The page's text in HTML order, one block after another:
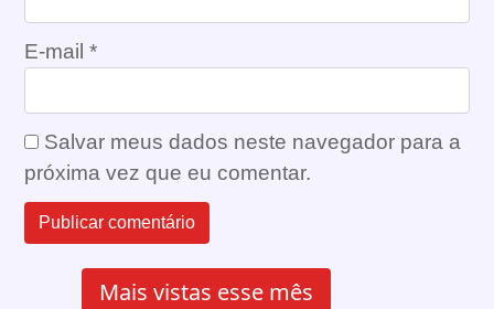
E-mail *
Salvar meus dados neste navegador para a
próxima vez que eu comentar.
Mais vistas esse mês